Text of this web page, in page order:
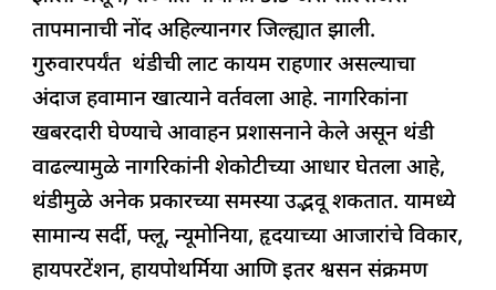
o
o
k
p
p
n s m
तापमानाची नोंद अहिल्यानगर जिल्ह्यात झाली.
गुरुवारपर्यंत थंडीची लाट कायम राहणार असल्याचा
अंदाज हवामान खात्याने वर्तवला आहे. नागरिकांना
खबरदारी घेण्याचे आवाहन प्रशासनाने केले असून थंडी
वाढल्यामुळे नागरिकांनी शेकोटीच्या आधार घेतला आहे,
थंडीमुळे अनेक प्रकारच्या समस्या उद्भवू शकतात. यामध्ये
सामान्य सर्दी, फ्लू, न्यूमोनिया, हृदयाच्या आजारांचे विकार,
हायपरटेंशन, हायपोथर्मिया आणि इतर श्वसन संक्रमण